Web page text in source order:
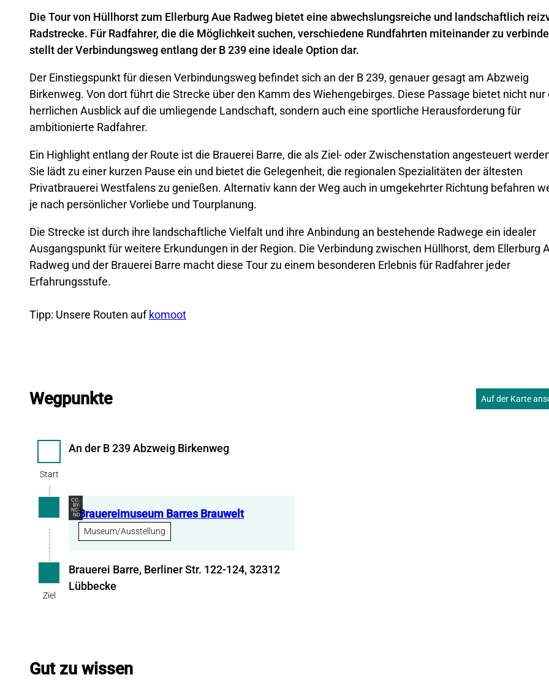
Die Tour von Hüllhorst zum Ellerburg Aue Radweg bietet eine abwechslungsreiche und landschaftlich
Radstrecke. Für Radfahrer, die die Möglichkeit suchen, verschiedene Rundfahrten miteinander zu
stellt der Verbindungsweg entlang der B 239 eine ideale Option dar.
Der Einstiegspunkt für diesen Verbindungsweg befindet sich an der B 239, genauer gesagt am Abzweig
Birkenweg. Von dort führt die Strecke über den Kamm des Wiehengebirges. Diese Passage bietet nicht nur
herrlichen Ausblick auf die umliegende Landschaft, sondern auch eine sportliche Herausforderung für
ambitionierte Radfahrer.
Ein Highlight entlang der Route ist die Brauerei Barre, die als Ziel- oder Zwischenstation angesteuert
Sie lädt zu einer kurzen Pause ein und bietet die Gelegenheit, die regionalen Spezialitäten der ältesten
Privatbrauerei Westfalens zu genießen. Alternativ kann der Weg auch in umgekehrter Richtung befahren
je nach persönlicher Vorliebe und Tourplanung.
Die Strecke ist durch ihre landschaftliche Vielfalt und ihre Anbindung an bestehende Radwege ein idealer
Ausgangspunkt für weitere Erkundungen in der Region. Die Verbindung zwischen Hüllhorst, dem Ellerburg
Radweg und der Brauerei Barre macht diese Tour zu einem besonderen Erlebnis für Radfahrer jeder
Erfahrungsstufe.
Tipp: Unsere Routen aufkomoot
Wegpunkte Auf der Karte
Start
An der B 239 Abzweig Birkenweg
CC-
BY-
NC-
NDBrauereimuseum Barres Brauwelt
Museum/Ausstellung
Ziel
Brauerei Barre, Berliner Str. 122-124, 32312
Lübbecke
Gut zu wissen